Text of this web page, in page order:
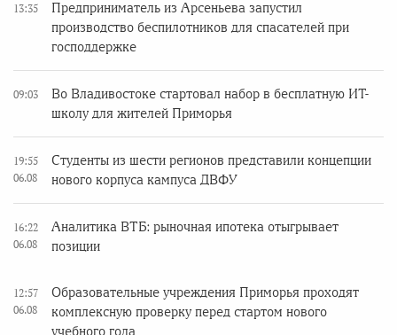
13:35
Предприниматель из Арсеньева запустил
производство беспилотников для спасателей при
господдержке
09:03
Во Владивостоке стартовал набор в бесплатную ИТ-
школу для жителей Приморья
19:55
06.08
Студенты из шести регионов представили концепции
нового корпуса кампуса ДВФУ
16:22
06.08
Аналитика ВТБ: рыночная ипотека отыгрывает
позиции
12:57
06.08
Образовательные учреждения Приморья проходят
комплексную проверку перед стартом нового
учебного года